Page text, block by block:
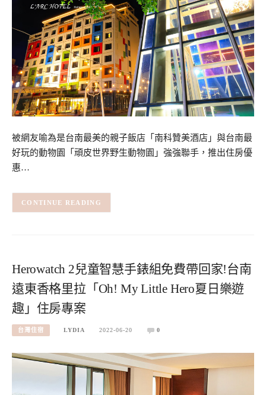
被網友喻為是台南最美的親子飯店「南科贊美酒店」與台南最
好玩的動物園「頑皮世界野生動物園」強強聯手，推出住房優
惠…
CONTINUE READING
Herowatch 2兒童智慧手錶組免費帶回家!台南
遠東香格里拉「Oh! My Little Hero夏日樂遊
趣」住房專案
台灣住宿 LYDIA 2022-06-20 0